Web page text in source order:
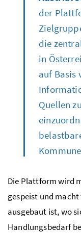
der
die
in
auf Basis
Quellen
Die Plattform wird
gespeist und
ausgebaut ist, wo
Handlungsbedarf